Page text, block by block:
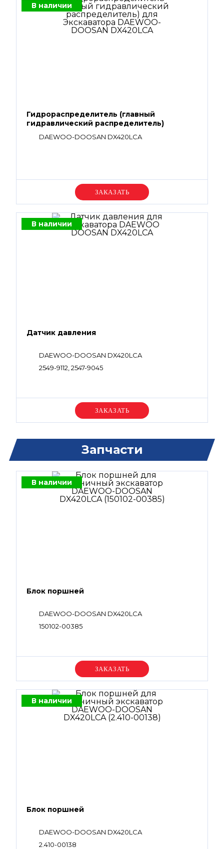
В наличии
Гидрораспределитель (главный
гидравлический распределитель)
DAEWOO-DOOSAN DX420LCA
Уточняйте цену
В наличии
Датчик давления
DAEWOO-DOOSAN DX420LCA
2549-9112, 2547-9045
Уточняйте цену
Запчасти
В наличии
Блок поршней
DAEWOO-DOOSAN DX420LCA
150102-00385
Уточняйте цену
В наличии
Блок поршней
DAEWOO-DOOSAN DX420LCA
2.410-00138